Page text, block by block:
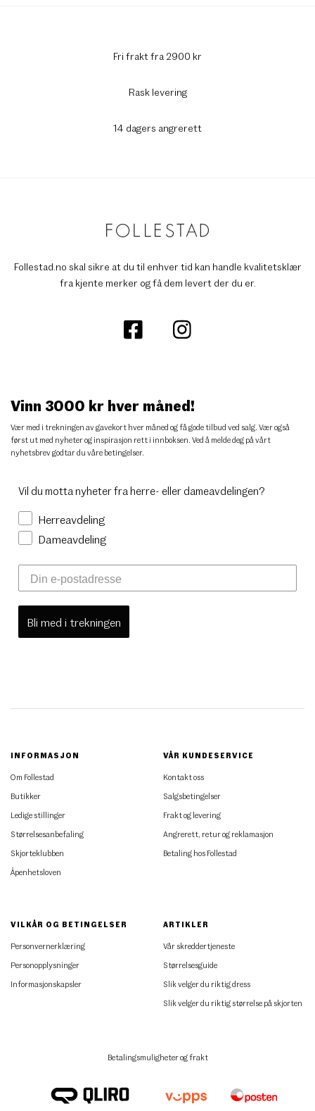
Fri frakt fra 2900 kr
Rask levering
14 dagers angrerett
Follestad.no skal sikre at du til enhver tid kan handle kvalitetsklær
fra kjente merker og få dem levert der du er.
Vinn 3000 kr hver måned!
Vær med i trekningen av gavekort hver måned og få gode tilbud ved salg. Vær også
først ut med nyheter og inspirasjon rett i innboksen. Ved å melde deg på vårt
nyhetsbrev godtar du våre betingelser.
Vil du motta nyheter fra herre- eller dameavdelingen?
Herreavdeling
Dameavdeling
Bli med i trekningen
INFORMASJON
Om Follestad
Butikker
Ledige stillinger
Størrelsesanbefaling
Skjorteklubben
Åpenhetsloven
VÅR KUNDESERVICE
Kontakt oss
Salgsbetingelser
Frakt og levering
Angrerett, retur og reklamasjon
Betaling hos Follestad
VILKÅR OG BETINGELSER
Personvernerklæring
Personopplysninger
Informasjonskapsler
ARTIKLER
Vår skreddertjeneste
Størrelsesguide
Slik velger du riktig dress
Slik velger du riktig størrelse på skjorten
Betalingsmuligheter og frakt